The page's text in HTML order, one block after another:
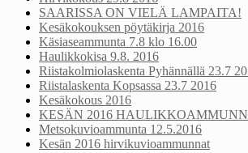
SAARISSA ON VIELÄ LAMPAITA!
Kesäkokouksen pöytäkirja 2016
Käsiaseammunta 7.8 klo 16.00
Haulikkokisa 9.8. 2016
Riistakolmiolaskenta Pyhännällä 23.7
Riistalaskenta Kopsassa 23.7 2016
Kesäkokous 2016
KESÄN 2016
Metsokuvioammunta 12.5.2016
Kesän 2016 hirvikuvioammunnat